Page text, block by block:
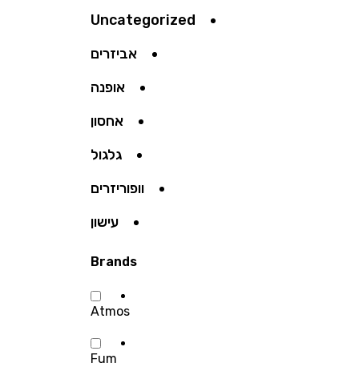
Uncategorized
אביזרים
אופנה
אחסון
גלגול
וופוריזרים
עישון
Brands
Atmos
Fum